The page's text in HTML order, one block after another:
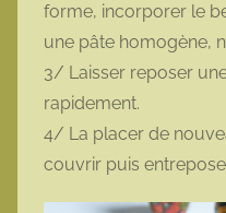
forme, incorporer le
une pâte homogène,
3/ Laisser reposer
rapidement.
4/ La placer de
couvrir puis